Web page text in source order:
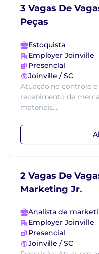
3 Vagas De
Peças
Estoquista
Employer Joinville
Presencial
Joinville / SC
Atuação no controle e
recebimento de
materiais....
2 Vagas De
Marketing Jr.
Analista de
Employer Joinville
Presencial
Joinville / SC